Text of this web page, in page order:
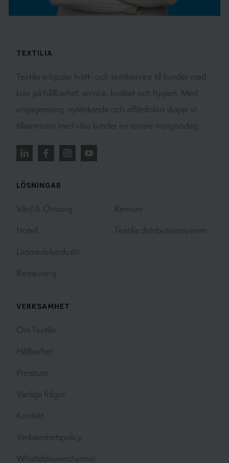
TEXTILIA
Textilia erbjuder tvätt- och textilservice till kunder med
krav på hållbarhet, service, kvalitet och hygien. Med
engagemang, nytänkande och affärsfokus skapar vi
tillsammans med våra kunder en renare morgondag.
LÖSNINGAR
Vård & Omsorg
Hotell
Livsmedelsindustri
Restaurang
Renrum
Textilia distributionssystem
VERKSAMHET
Om Textilia
Hållbarhet
Pressrum
Vanliga frågor
Kontakt
Verksamhetspolicy
Whistleblowerchannel